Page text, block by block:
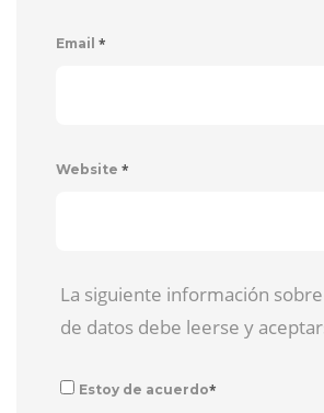
Email *
Website *
La siguiente información
de datos debe leerse y
Estoy de acuerdo*